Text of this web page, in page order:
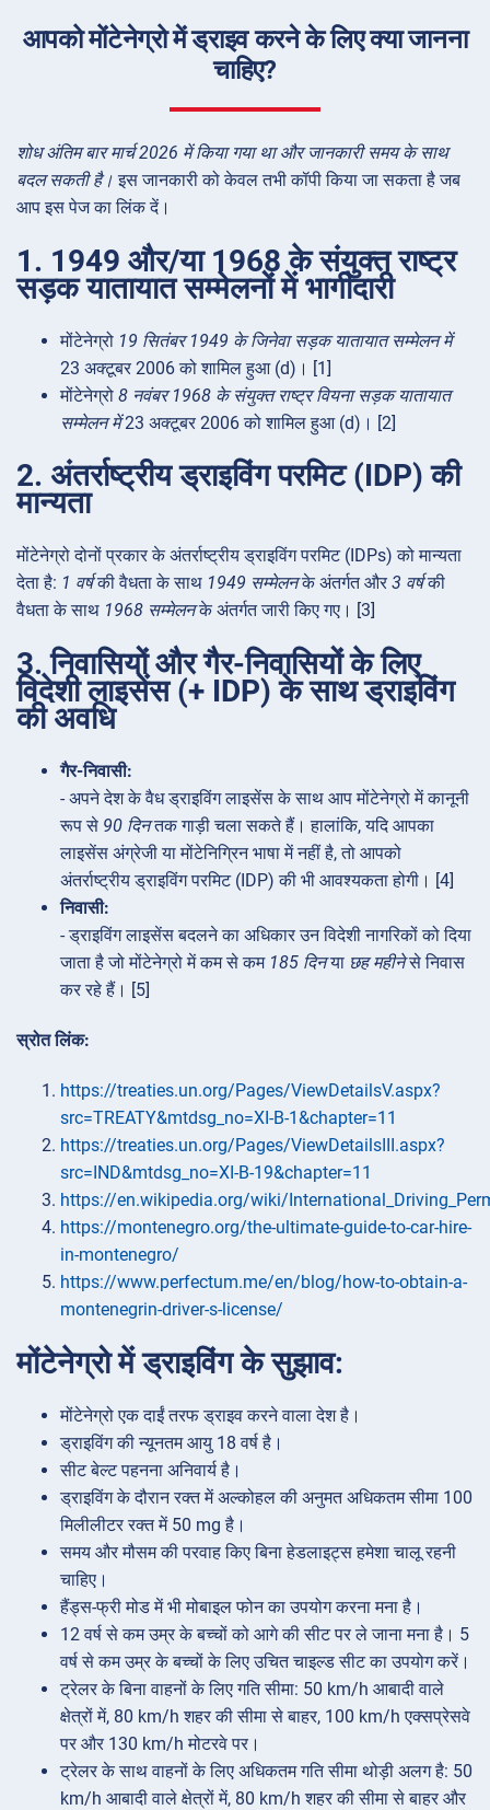
आपको मोंटेनेग्रो में ड्राइव करने के लिए क्या जानना
चाहिए?
शोध अंतिम बार मार्च 2026 में किया गया था और जानकारी समय के साथ
बदल सकती है। इस जानकारी को केवल तभी कॉपी किया जा सकता है जब
आप इस पेज का लिंक दें।
1. 1949 और/या 1968 के संयुक्त राष्ट्र
सड़क यातायात सम्मेलनों में भागीदारी
मोंटेनेग्रो 19 सितंबर 1949 के जिनेवा सड़क यातायात सम्मेलन में
23 अक्टूबर 2006 को शामिल हुआ (d)। [1]
मोंटेनेग्रो 8 नवंबर 1968 के संयुक्त राष्ट्र वियना सड़क यातायात
सम्मेलन में23 अक्टूबर 2006 को शामिल हुआ (d)। [2]
2. अंतर्राष्ट्रीय ड्राइविंग परमिट (IDP) की
मान्यता
मोंटेनेग्रो दोनों प्रकार के अंतर्राष्ट्रीय ड्राइविंग परमिट (IDPs) को मान्यता
देता है: 1 वर्षकी वैधता के साथ 1949 सम्मेलनके अंतर्गत और 3 वर्षकी
वैधता के साथ 1968 सम्मेलनके अंतर्गत जारी किए गए। [3]
3. निवासियों और गैर-निवासियों के लिए
विदेशी लाइसेंस (+ IDP) के साथ ड्राइविंग
की अवधि
गैर-निवासी:
- अपने देश के वैध ड्राइविंग लाइसेंस के साथ आप मोंटेनेग्रो में कानूनी
रूप से 90 दिनतक गाड़ी चला सकते हैं। हालांकि, यदि आपका
लाइसेंस अंग्रेजी या मोंटेनिग्रिन भाषा में नहीं है, तो आपको
अंतर्राष्ट्रीय ड्राइविंग परमिट (IDP) की भी आवश्यकता होगी। [4]
निवासी:
- ड्राइविंग लाइसेंस बदलने का अधिकार उन विदेशी नागरिकों को दिया
जाता है जो मोंटेनेग्रो में कम से कम 185 दिनया छह महीनेसे निवास
कर रहे हैं। [5]
स्रोत लिंक:
https://treaties.un.org/Pages/ViewDetailsV.aspx?
src=TREATY&mtdsg_no=XI-B-1&chapter=11
https://treaties.un.org/Pages/ViewDetailsIII.aspx?
src=IND&mtdsg_no=XI-B-19&chapter=11
https://en.wikipedia.org/wiki/
https://montenegro.org/the-ultimate-guide-to-car-hire-
in-montenegro/
https://www.perfectum.me/en/blog/how-to-obtain-a-
montenegrin-driver-s-license/
मोंटेनेग्रो में ड्राइविंग के सुझाव:
मोंटेनेग्रो एक दाईं तरफ ड्राइव करने वाला देश है।
ड्राइविंग की न्यूनतम आयु 18 वर्ष है।
सीट बेल्ट पहनना अनिवार्य है।
ड्राइविंग के दौरान रक्त में अल्कोहल की अनुमत अधिकतम सीमा 100
मिलीलीटर रक्त में 50 mg है।
समय और मौसम की परवाह किए बिना हेडलाइट्स हमेशा चालू रहनी
चाहिए।
हैंड्स-फ्री मोड में भी मोबाइल फोन का उपयोग करना मना है।
12 वर्ष से कम उम्र के बच्चों को आगे की सीट पर ले जाना मना है। 5
वर्ष से कम उम्र के बच्चों के लिए उचित चाइल्ड सीट का उपयोग करें।
ट्रेलर के बिना वाहनों के लिए गति सीमा: 50 km/h आबादी वाले
क्षेत्रों में, 80 km/h शहर की सीमा से बाहर, 100 km/h एक्सप्रेसवे
पर और 130 km/h मोटरवे पर।
ट्रेलर के साथ वाहनों के लिए अधिकतम गति सीमा थोड़ी अलग है: 50
km/h आबादी वाले क्षेत्रों में, 80 km/h शहर की सीमा से बाहर और